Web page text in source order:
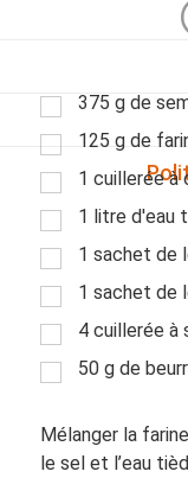
375 g de
125 g de
1 cuillerée à
1 litre d'eau
1 sachet de
1 sachet de
4 cuillerée à
50 g de
Mélanger la
le sel et l’eau